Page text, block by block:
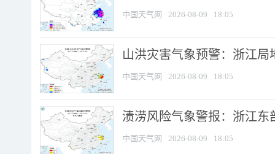
中国天气网 2026-08-09 18:05
山洪灾害气象预警：浙江
中国天气网 2026-08-09 18:05
渍涝风险气象警报：浙江
中国天气网 2026-08-09 18:05